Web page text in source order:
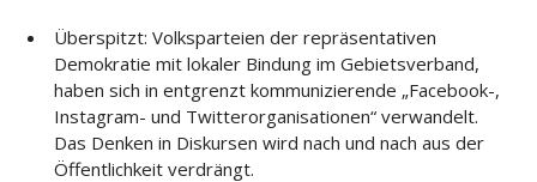
Überspitzt: Volksparteien der repräsentativen
Demokratie mit lokaler Bindung im Gebietsverband,
haben sich in entgrenzt kommunizierende „Facebook-,
Instagram- und Twitterorganisationen“ verwandelt.
Das Denken in Diskursen wird nach und nach aus der
Öffentlichkeit verdrängt.